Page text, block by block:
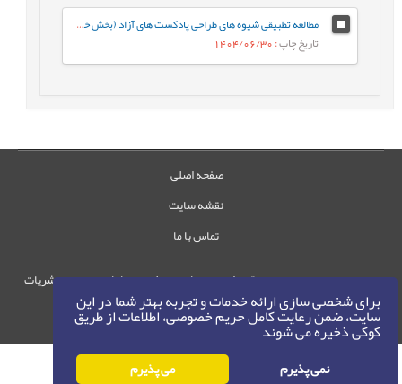
برای شخصی سازی ارائه خدمات و تجربه بهتر شما در این
سایت، ضمن رعایت کامل حریم خصوصی، اطلاعات از طریق
کوکی ذخیره می شوند
نمی پذیرم می پذیرم
مطالعه تطبیقی شیوه های طراحی پادکست های آزاد (بخش خصوصی) با پادکست های برنامه های رادیویی
تاریخ چاپ: 1404/06/30
صفحه اصلی
نقشه سایت
تماس با ما
حقوق این وب‌سایت متعلق به سامانه مدیریت نشریات
رایمگ است.
حق نشر ©
1405-1396